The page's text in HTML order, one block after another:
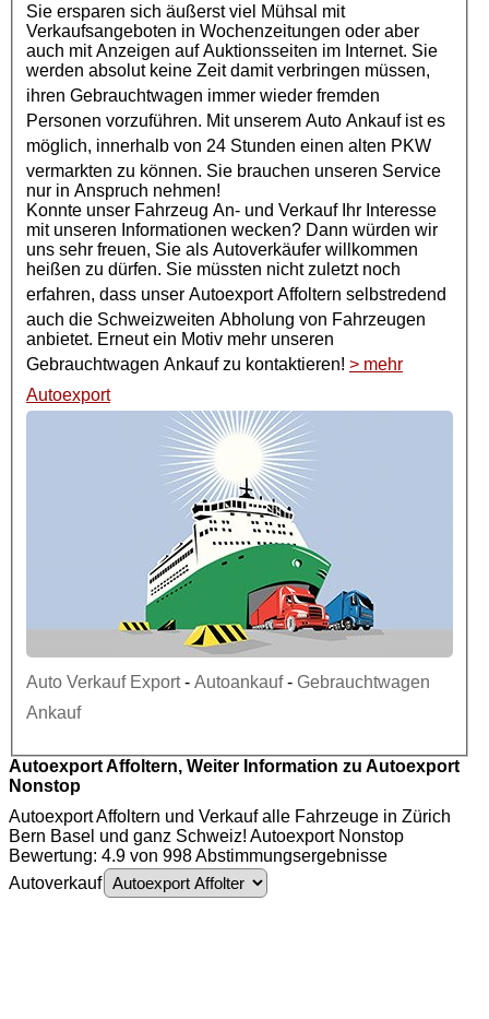
Sie ersparen sich äußerst viel Mühsal mit
Verkaufsangeboten in Wochenzeitungen oder aber
auch mit Anzeigen auf Auktionsseiten im Internet. Sie
werden absolut keine Zeit damit verbringen müssen,
ihren Gebrauchtwagen immer wieder fremden
Personen vorzuführen. Mit unserem Auto Ankauf ist es
möglich, innerhalb von 24 Stunden einen alten PKW
vermarkten zu können. Sie brauchen unseren Service
nur in Anspruch nehmen!
Konnte unser Fahrzeug An- und Verkauf Ihr Interesse
mit unseren Informationen wecken? Dann würden wir
uns sehr freuen, Sie als Autoverkäufer willkommen
heißen zu dürfen. Sie müssten nicht zuletzt noch
erfahren, dass unser AutoexportAffoltern selbstredend
auch die Schweizweiten Abholung von Fahrzeugen
anbietet. Erneut ein Motiv mehr unseren
Gebrauchtwagen Ankaufzu kontaktieren! > mehr
Autoexport
Auto Verkauf Export- Autoankauf- Gebrauchtwagen
Ankauf
Autoexport Affoltern, Weiter Information zu Autoexport
Nonstop
Autoexport Affoltern und Verkauf alle Fahrzeuge in Zürich
Bern Basel und ganz Schweiz! Autoexport Nonstop
Bewertung: 4.9 von 998 Abstimmungsergebnisse
Autoverkauf